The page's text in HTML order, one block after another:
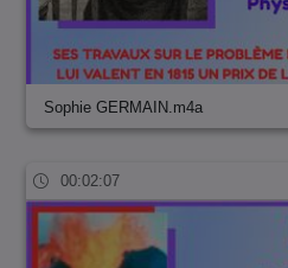
Sophie GERMAIN.m4a
00:02:07